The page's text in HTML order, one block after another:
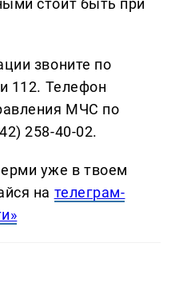
звоните по
112. Телефон
МЧС по
258-40-02.
уже в твоем
на телеграм-